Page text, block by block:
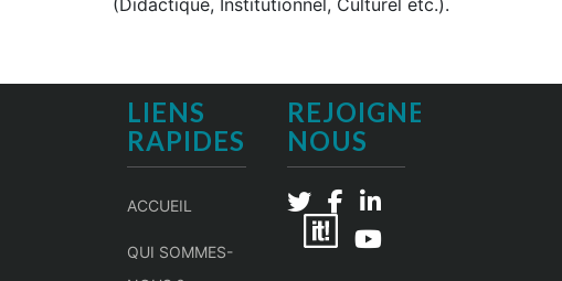
LIENS
RAPIDES
ACCUEIL
QUI SOMMES-
REJOIGNEZ-
NOUS